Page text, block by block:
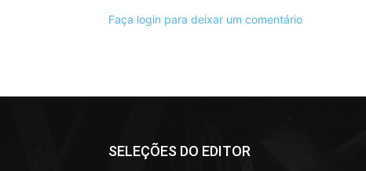
Faça login para deixar um comentário
SELEÇÕES DO EDITOR